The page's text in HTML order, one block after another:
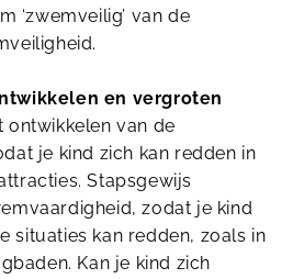
‘zwemveilig’ van de
en vergroten
ontwikkelen van de
je kind zich kan redden in
Stapsgewijs
zodat je kind
situaties kan redden, zoals in
Kan je kind zich